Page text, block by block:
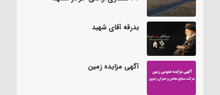
بدرقه آقای شهید
آگهی مزایده زمین